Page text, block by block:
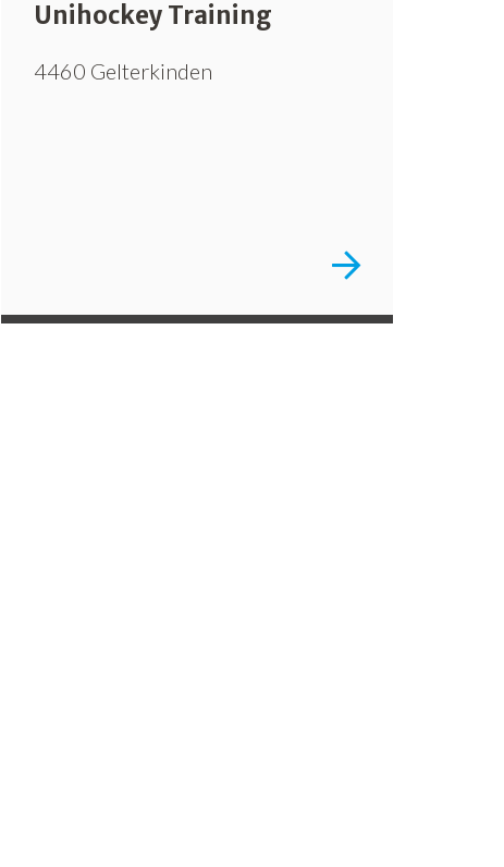
Unihockey Training
4460 Gelterkinden